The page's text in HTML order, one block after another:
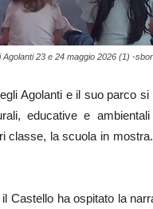
23 e 24 maggio 2026 (1) -
Agolanti e il suo parco
educative e
classe, la scuola in
Castello ha ospitato la